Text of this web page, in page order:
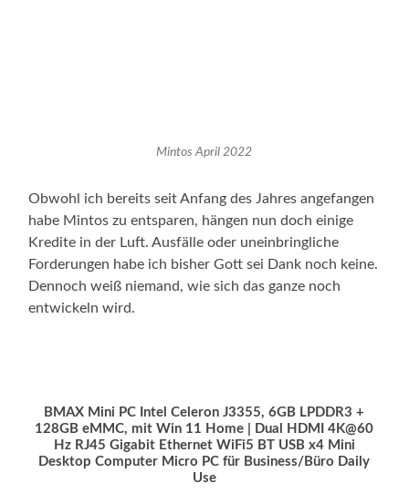
Mintos April 2022
Obwohl ich bereits seit Anfang des Jahres angefangen
habe Mintos zu entsparen, hängen nun doch einige
Kredite in der Luft. Ausfälle oder uneinbringliche
Forderungen habe ich bisher Gott sei Dank noch keine.
Dennoch weiß niemand, wie sich das ganze noch
entwickeln wird.
BMAX Mini PC Intel Celeron J3355, 6GB LPDDR3 +
128GB eMMC, mit Win 11 Home | Dual HDMI 4K@60
Hz RJ45 Gigabit Ethernet WiFi5 BT USB x4 Mini
Desktop Computer Micro PC für Business/Büro Daily
Use